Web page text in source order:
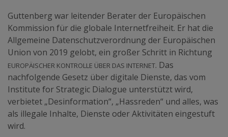
Guttenberg war leitender Berater der Europäischen
Kommission für die globale Internetfreiheit. Er hat die
Allgemeine Datenschutzverordnung der Europäischen
Union von 2019 gelobt, ein großer Schritt in Richtung
europäischer Kontrolle über das Internet. Das
nachfolgende Gesetz über digitale Dienste, das vom
Institute for Strategic Dialogue unterstützt wird,
verbietet „Desinformation“, „Hassreden“ und alles, was
als illegale Inhalte, Dienste oder Aktivitäten eingestuft
wird.